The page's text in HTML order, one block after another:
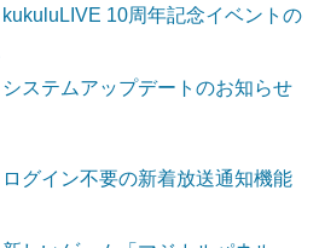
kukuluLIVE 10周年記念イベントの
システムアップデートのお知らせ
ログイン不要の新着放送通知機能